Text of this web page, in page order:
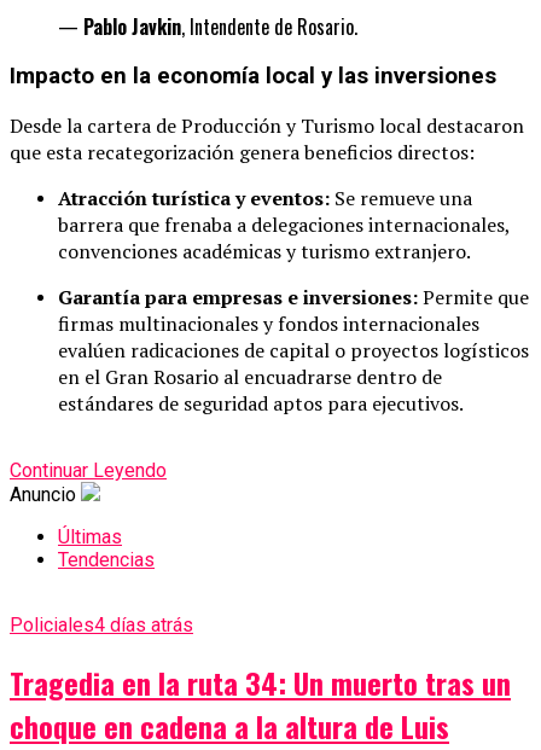
— Pablo Javkin, Intendente de Rosario.
Impacto en la economía local y las inversiones
Desde la cartera de Producción y Turismo local destacaron
que esta recategorización genera beneficios directos:
Atracción turística y eventos: Se remueve una
barrera que frenaba a delegaciones internacionales,
convenciones académicas y turismo extranjero.
Garantía para empresas e inversiones:Permite que
firmas multinacionales y fondos internacionales
evalúen radicaciones de capital o proyectos logísticos
en el Gran Rosario al encuadrarse dentro de
estándares de seguridad aptos para ejecutivos.
Continuar Leyendo
Anuncio
Últimas
Tendencias
Policiales4 días atrás
Tragedia en la ruta 34: Un muerto tras un
choque en cadena a la altura de Luis